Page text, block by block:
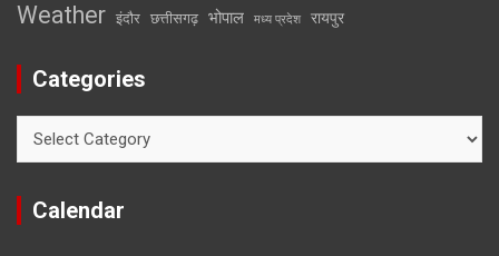
Weather इंदौर छत्तीसगढ़ भोपाल मध्य प्रदेश रायपुर
Categories
Calendar